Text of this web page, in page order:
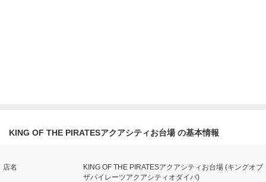
KING OF THE PIRATESアクアシティお台場 の基本情報
店名
KING OF THE PIRATESアクアシティお台場 (キングオブ
ザパイレーツアクアシティオダイバ)